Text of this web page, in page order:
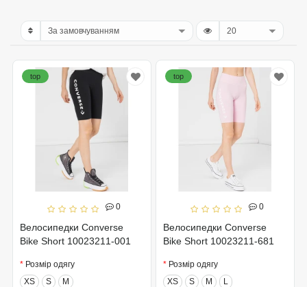
0
Велосипедки Converse
Bike Short 10023211-001
top
Розмір одягу
XS
S M
0
Велосипедки Converse
Bike Short 10023211-681
top
Розмір одягу
XS
S M L